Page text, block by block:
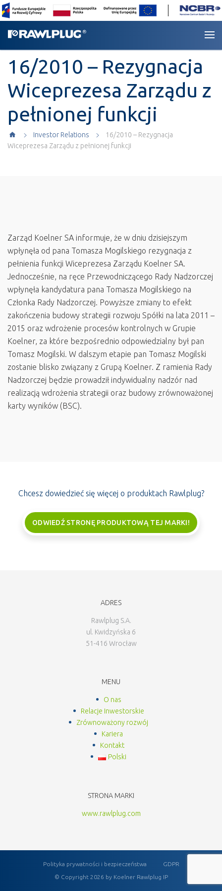
16/2010 – Rezygnacja
Wiceprezesa Zarządu z
pełnionej funkcji
Investor Relations
16/2010 – Rezygnacja
Wiceprezesa Zarządu z pełnionej funkcji
Zarząd Koelner SA informuje, że w dniu dzisiejszym
wpłynęła od pana Tomasza Mogilskiego rezygnacja z
pełnienia funkcji Wiceprezesa Zarządu Koelner SA.
Jednocześnie, na ręce Przewodniczącego Rady Nadzorczej
wpłynęła kandydatura pana Tomasza Mogilskiego na
Członka Rady Nadzorczej. Powyższe zmiany to efekt
zakończenia budowy strategii rozwoju Spółki na lata 2011 –
2015 oraz wdrożenie procesów kontrolnych w Grupie
Koelner, za które bezpośrednio odpowiedzialny był pan
Tomasz Mogilski. W dalszym etapie pan Tomasz Mogilski
zostanie blisko związany z Grupą Koelner. Z ramienia Rady
Nadzorczej będzie prowadził indywidualny nadzór nad
realizacją wdrożenia strategii oraz budowy zrównoważonej
karty wyników (BSC).
Chcesz dowiedzieć się więcej o produktach Rawlplug?
ODWIEDŹ STRONĘ PRODUKTOWĄ TEJ MARKI!
ADRES
Rawlplug S.A.
ul. Kwidzyńska 6
51-416 Wrocław
MENU
O nas
Relacje Inwestorskie
Zrównoważony rozwój
Kariera
Kontakt
Polski
STRONA MARKI
www.rawlplug.com
Polityka prywatności i bezpieczeństwa
GDPR
© Copyright 2026 by Koelner Rawlplug IP